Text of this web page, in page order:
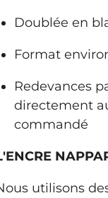
Doublée en
Format
Redevances
directement
commandé
utilisons